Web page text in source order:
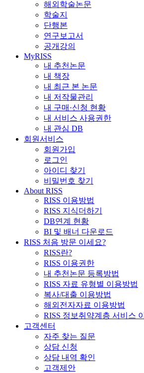
해외학술논문
학술지
단행본
연구보고서
공개강의
MyRISS
내 추천논문
내 책장
내 최근 본 논문
내 저작물관리
내 구매·신청 현황
내 서비스 사용권한
내 관심 DB
회원서비스
회원가입
로그인
아이디 찾기
비밀번호 찾기
About RISS
RISS 이용방법
RISS 지식더하기
DB연계 현황
BI 및 배너 다운로드
RISS 처음 방문 이세요?
RISS란?
RISS 이용권한
내 추천논문 등록방법
RISS 자료 유형별 이용방법
복사/대출 이용방법
해외전자자료 이용방법
RISS 정보취약계층 서비스
고객센터
자주 찾는 질문
상담 신청
상담 내역 확인
고객제안